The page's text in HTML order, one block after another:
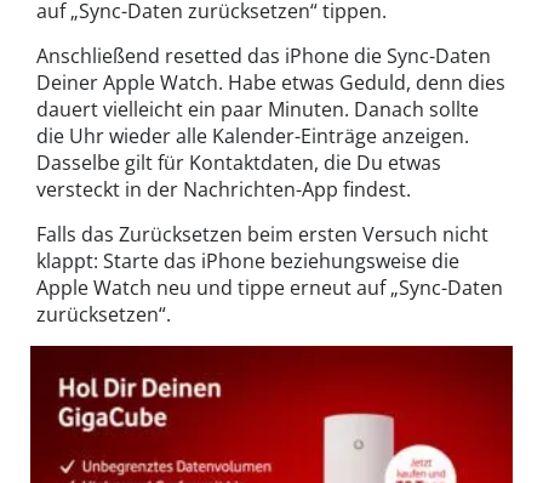
auf „Sync-Daten zurücksetzen“ tippen.
Anschließend resetted das iPhone die Sync-Daten
Deiner Apple Watch. Habe etwas Geduld, denn dies
dauert vielleicht ein paar Minuten. Danach sollte
die Uhr wieder alle Kalender-Einträge anzeigen.
Dasselbe gilt für Kontaktdaten, die Du etwas
versteckt in der Nachrichten-App findest.
Falls das Zurücksetzen beim ersten Versuch nicht
klappt: Starte das iPhone beziehungsweise die
Apple Watch neu und tippe erneut auf „Sync-Daten
zurücksetzen“.